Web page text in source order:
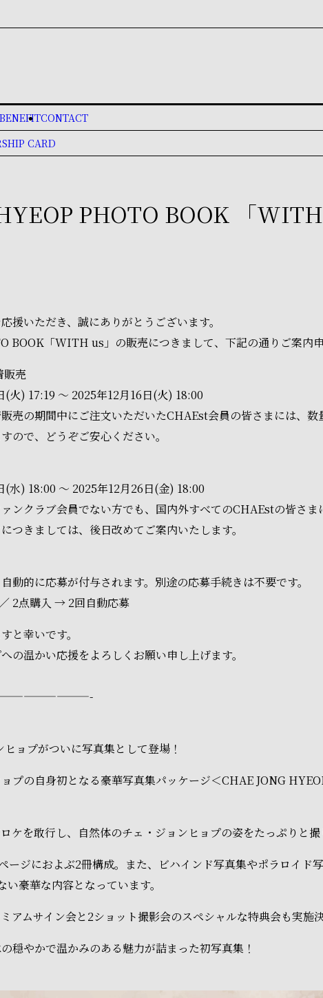
CONTACT
CARD
PHOTO BOOK 「
援いただき、誠にありがとうございます。
BOOK「WITH us」の販売につきまして、下記の通りご案内申
販売
(火) 17:19 ～ 2025年12月16日(火) 18:00
売の期間中にご注文いただいたCHAEst会員の皆さまには、
ので、どうぞご安心ください。
(水) 18:00 ～ 2025年12月26日(金) 18:00
ンクラブ会員でない方でも、国内外すべてのCHAEstの皆さま
つきましては、後日改めてご案内いたします。
動的に応募が付与されます。別途の応募手続きは不要です。
2点購入 → 2回自動応募
と幸いです。
の温かい応援をよろしくお願い申し上げます。
ョプがついに写真集として登場！
プの自身初となる豪華写真集パッケージ＜CHAE JONG
ケを敢行し、自然体のチェ・ジョンヒョプの姿をたっぷりと撮
ージにおよぶ2冊構成。また、ビハインド写真集やポラロイド
豪華な内容となっています。
アムサイン会と2ショット撮影会のスペシャルな特典会も実施
穏やかで温かみのある魅力が詰まった初写真集！